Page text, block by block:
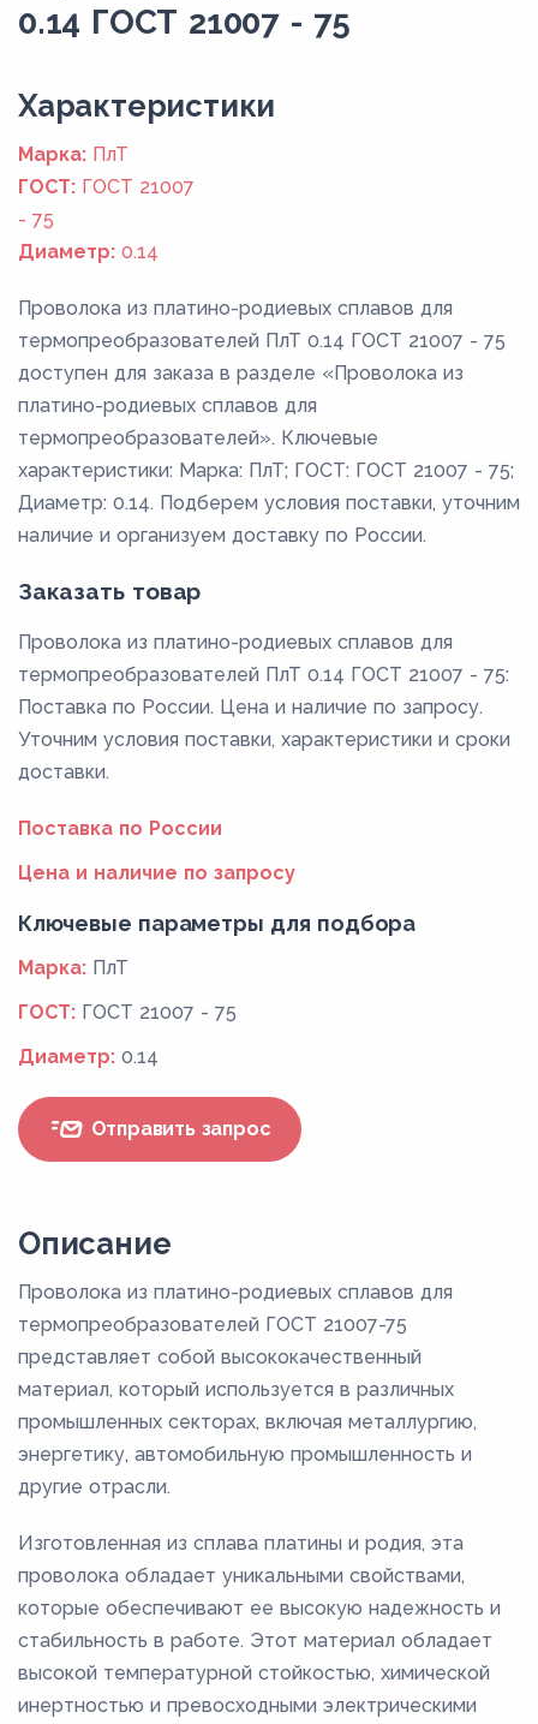
0.14 ГОСТ 21007 - 75
Xарактеристики
Марка: ПлТ
ГОСТ: ГОСТ 21007
- 75
Диаметр: 0.14
Проволока из платино-родиевых сплавов для
термопреобразователей ПлТ 0.14 ГОСТ 21007 - 75
доступен для заказа в разделе «Проволока из
платино-родиевых сплавов для
термопреобразователей». Ключевые
характеристики: Марка: ПлТ; ГОСТ: ГОСТ 21007 - 75;
Диаметр: 0.14. Подберем условия поставки, уточним
наличие и организуем доставку по России.
Заказать товар
Проволока из платино-родиевых сплавов для
термопреобразователей ПлТ 0.14 ГОСТ 21007 - 75:
Поставка по России. Цена и наличие по запросу.
Уточним условия поставки, характеристики и сроки
доставки.
Поставка по России
Цена и наличие по запросу
Ключевые параметры для подбора
Марка: ПлТ
ГОСТ: ГОСТ 21007 - 75
Диаметр: 0.14
Отправить запрос
Описание
Проволока из платино-родиевых сплавов для
термопреобразователей ГОСТ 21007-75
представляет собой высококачественный
материал, который используется в различных
промышленных секторах, включая металлургию,
энергетику, автомобильную промышленность и
другие отрасли.
Изготовленная из сплава платины и родия, эта
проволока обладает уникальными свойствами,
которые обеспечивают ее высокую надежность и
стабильность в работе. Этот материал обладает
высокой температурной стойкостью, химической
инертностью и превосходными электрическими